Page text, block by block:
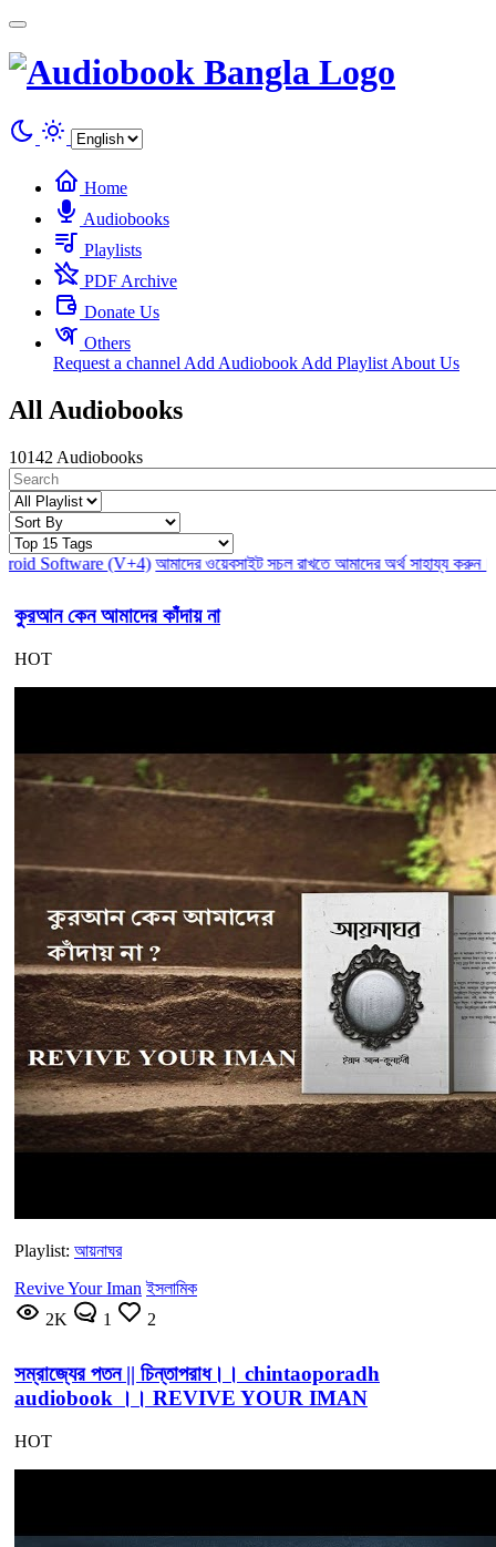
Home
Audiobooks
Playlists
PDF Archive
Donate Us
Others
Request a channel Add Audiobook Add Playlist About Us
All Audiobooks
10142 Audiobooks
ওয়েবসাইট সচল রাখতে আমাদের অর্থ সাহায্য করুন। আমরা একটি অলাভজনক
কুরআন কেন আমাদের কাঁদায় না
HOT
Playlist: আয়নাঘর
Revive Your Iman ইসলামিক
2K
1 2
সম্রাজ্যের পতন || চিন্তাপরাধ।। chintaoporadh
audiobook ।। REVIVE YOUR IMAN
HOT